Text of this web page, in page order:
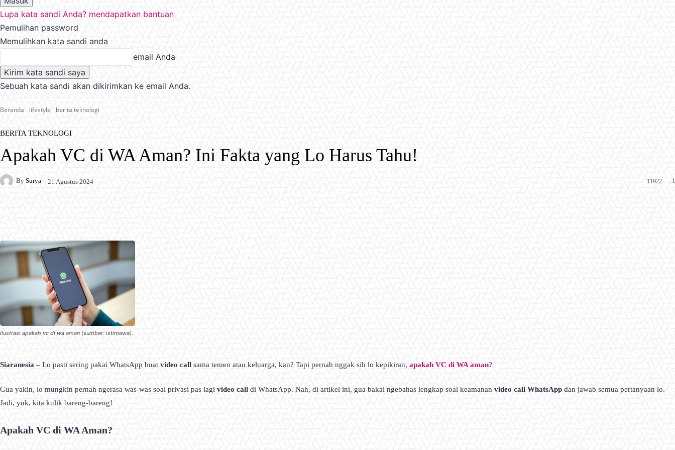
Lupa kata sandi Anda? mendapatkan bantuan
Pemulihan password
Memulihkan kata sandi anda
email Anda
Sebuah kata sandi akan dikirimkan ke email Anda.
Beranda lifestyle berita teknologi
BERITA TEKNOLOGI
Apakah VC di WA Aman? Ini Fakta yang Lo Harus Tahu!
By Surya 21 Agustus 2024 1
11922
Ilustrasi apakah vc di wa aman (sumber: istimewa).
Siaranesia – Lo pasti sering pakai WhatsApp buat video call sama temen atau keluarga, kan? Tapi pernah nggak sih lo kepikiran, apakah VC di WA aman?
Gua yakin, lo mungkin pernah ngerasa was-was soal privasi pas lagi video call di WhatsApp. Nah, di artikel ini, gua bakal ngebahas lengkap soal keamanan video call WhatsApp dan jawab semua pertanyaan lo.
Jadi, yuk, kita kulik bareng-bareng!
Apakah VC di WA Aman?